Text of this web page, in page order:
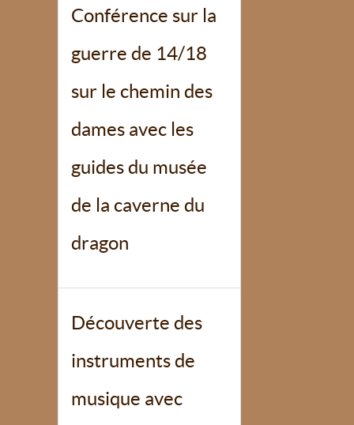
Conférence sur la
guerre de 14/18
sur le chemin des
dames avec les
guides du musée
de la caverne du
dragon
Découverte des
instruments de
musique avec